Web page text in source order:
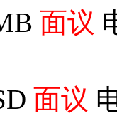
面议
面议